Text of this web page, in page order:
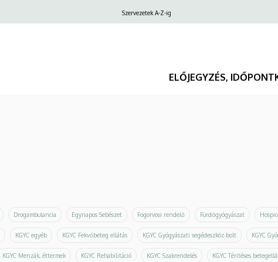
Szervezetek A-Z-ig
ELŐJEGYZÉS,
Drogambulancia Egynapos Sebészet Fogorvosi rendelő Fürdőgyógyászat
KGYC egyéb KGYC Fekvőbeteg ellátás KGYC Gyógyászati segédeszköz bolt KGYC
KGYC Menzák, éttermek KGYC Rehabilitáció KGYC Szakrendelés KGYC Téritéses